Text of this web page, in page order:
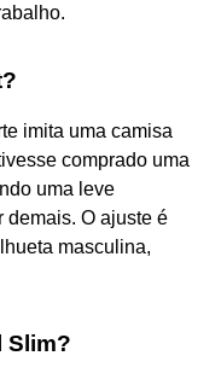
imita uma camisa
comprado uma
uma leve
demais. O ajuste é
masculina,
Slim?